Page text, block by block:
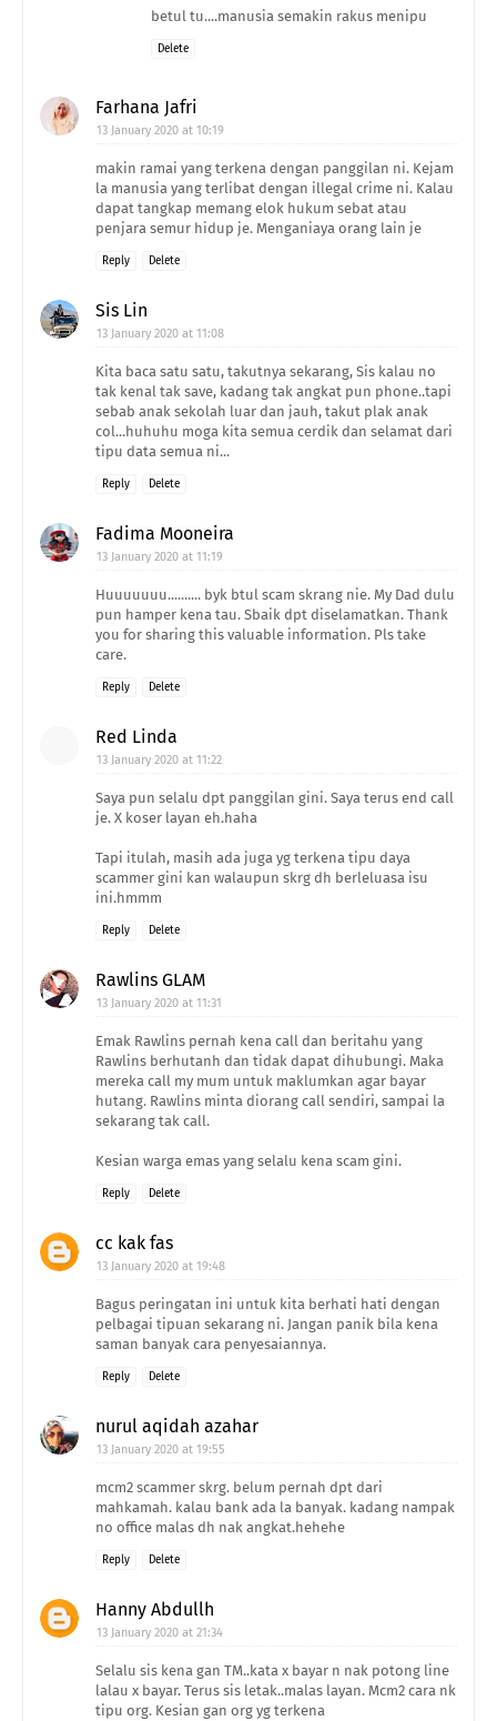
betul tu....manusia semakin rakus menipu
Delete
Farhana Jafri
13 January 2020 at 10:19
makin ramai yang terkena dengan panggilan ni. Kejam
la manusia yang terlibat dengan illegal crime ni. Kalau
dapat tangkap memang elok hukum sebat atau
penjara semur hidup je. Menganiaya orang lain je
Reply Delete
Sis Lin
13 January 2020 at 11:08
Kita baca satu satu, takutnya sekarang, Sis kalau no
tak kenal tak save, kadang tak angkat pun phone..tapi
sebab anak sekolah luar dan jauh, takut plak anak
col...huhuhu moga kita semua cerdik dan selamat dari
tipu data semua ni...
Reply Delete
Fadima Mooneira
13 January 2020 at 11:19
Huuuuuuu.......... byk btul scam skrang nie. My Dad dulu
pun hamper kena tau. Sbaik dpt diselamatkan. Thank
you for sharing this valuable information. Pls take
care.
Reply Delete
Red Linda
13 January 2020 at 11:22
Saya pun selalu dpt panggilan gini. Saya terus end call
je. X koser layan eh.haha
Tapi itulah, masih ada juga yg terkena tipu daya
scammer gini kan walaupun skrg dh berleluasa isu
ini.hmmm
Reply Delete
Rawlins GLAM
13 January 2020 at 11:31
Emak Rawlins pernah kena call dan beritahu yang
Rawlins berhutanh dan tidak dapat dihubungi. Maka
mereka call my mum untuk maklumkan agar bayar
hutang. Rawlins minta diorang call sendiri, sampai la
sekarang tak call.
Kesian warga emas yang selalu kena scam gini.
Reply Delete
cc kak fas
13 January 2020 at 19:48
Bagus peringatan ini untuk kita berhati hati dengan
pelbagai tipuan sekarang ni. Jangan panik bila kena
saman banyak cara penyesaiannya.
Reply Delete
nurul aqidah azahar
13 January 2020 at 19:55
mcm2 scammer skrg. belum pernah dpt dari
mahkamah. kalau bank ada la banyak. kadang nampak
no office malas dh nak angkat.hehehe
Reply Delete
Hanny Abdullh
13 January 2020 at 21:34
Selalu sis kena gan TM..kata x bayar n nak potong line
lalau x bayar. Terus sis letak..malas layan. Mcm2 cara nk
tipu org. Kesian gan org yg terkena